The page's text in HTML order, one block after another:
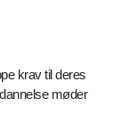
krav til deres
møder